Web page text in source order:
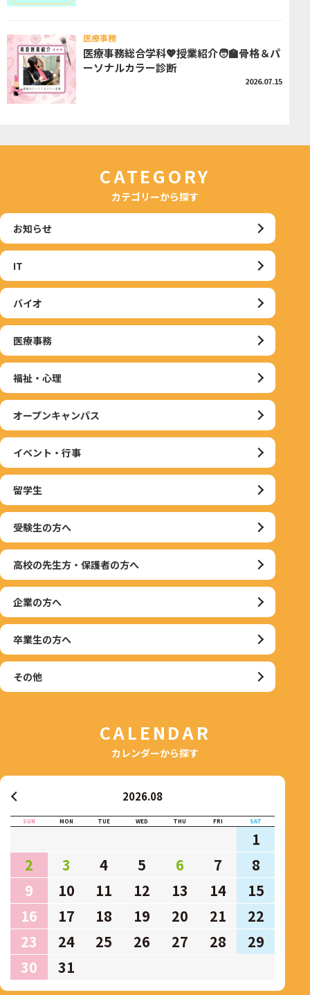
医療事務
医療事務総合学科💖授業紹介🧑‍🏫骨格＆パ
ーソナルカラー診断
2026.07.15
CATEGORY
カテゴリーから探す
お知らせ
IT
バイオ
医療事務
福祉・心理
オープンキャンパス
イベント・行事
留学生
受験生の方へ
高校の先生方・保護者の方へ
企業の方へ
卒業生の方へ
その他
CALENDAR
カレンダーから探す
2026.08
SUN MON TUE WED THU FRI SAT
1
2
3 4 5 6 7
8
9
10 11 12 13 14
15
16
17 18 19 20 21
22
23
24 25 26 27 28
29
30
31